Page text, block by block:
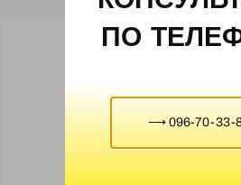
ПО
⟶ 096-70-33-